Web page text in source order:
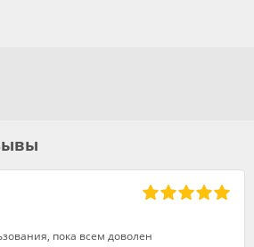
пока всем доволен